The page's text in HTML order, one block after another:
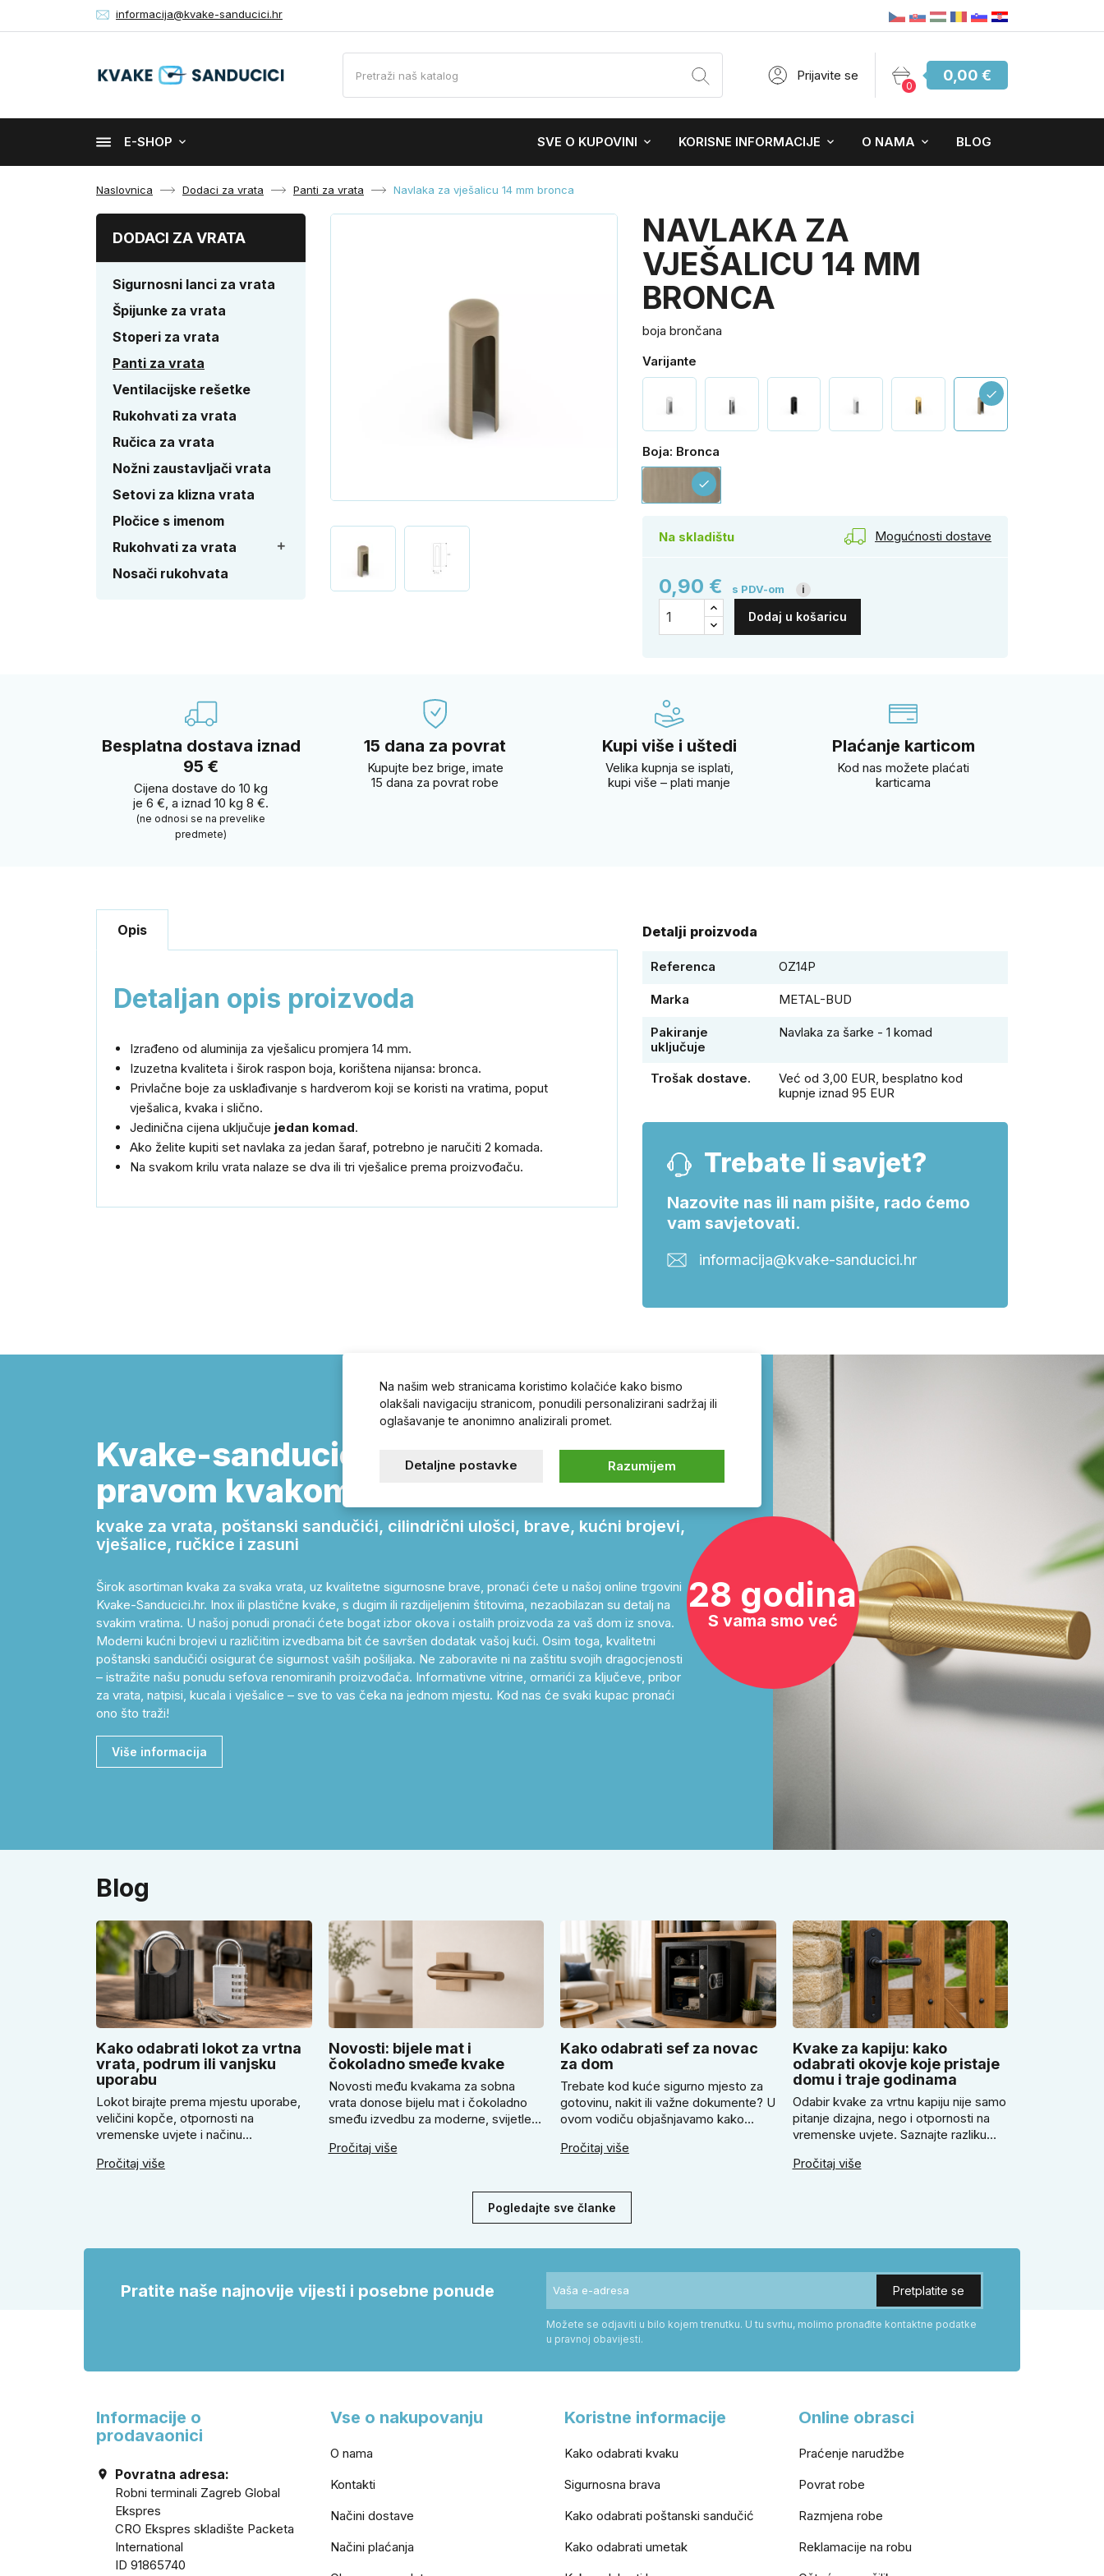
informacija@kvake-sanducici.hr
Prijavite se
0
0,00 €
E-SHOP SVE O KUPOVINI KORISNE INFORMACIJE O NAMA BLOG
Naslovnica Dodaci za vrata Panti za vrata Navlaka za vješalicu 14 mm bronca
DODACI ZA VRATA
Sigurnosni lanci za vrata
Špijunke za vrata
Stoperi za vrata
Panti za vrata
Ventilacijske rešetke
Rukohvati za vrata
Ručica za vrata
Nožni zaustavljači vrata
Setovi za klizna vrata
Pločice s imenom
Rukohvati za vrata

Nosači rukohvata
NAVLAKA ZA
VJEŠALICU 14 MM
BRONCA
boja brončana
Varijante
check
Boja: Bronca
Bronca
check
Na skladištu Mogućnosti dostave
0,90 € s PDV-om i
Dodaj u košaricu
Besplatna dostava iznad
95 €
Cijena dostave do 10 kg
je 6 €, a iznad 10 kg 8 €.
(ne odnosi se na prevelike
predmete)
15 dana za povrat
Kupujte bez brige, imate
15 dana za povrat robe
Kupi više i uštedi
Velika kupnja se isplati,
kupi više – plati manje
Plaćanje karticom
Kod nas možete plaćati
karticama
Opis
Detaljan opis proizvoda
Izrađeno od aluminija za vješalicu promjera 14 mm.
Izuzetna kvaliteta i širok raspon boja, korištena nijansa: bronca.
Privlačne boje za usklađivanje s hardverom koji se koristi na vratima, poput
vješalica, kvaka i slično.
Jedinična cijena uključuje jedan komad.
Ako želite kupiti set navlaka za jedan šaraf, potrebno je naručiti 2 komada.
Na svakom krilu vrata nalaze se dva ili tri vješalice prema proizvođaču.
Detalji proizvoda
Referenca OZ14P
Marka METAL-BUD
Pakiranje
uključuje
Navlaka za šarke - 1 komad
Trošak dostave.
Već od 3,00 EUR, besplatno kod
kupnje iznad 95 EUR
Trebate li savjet?
Nazovite nas ili nam pišite, rado ćemo
vam savjetovati.
informacija@kvake-sanducici.hr
Kvake-sanducici.hr – otvarajte
pravom kvakom!
kvake za vrata, poštanski sandučići, cilindrični ulošci, brave, kućni brojevi,
vješalice, ručkice i zasuni
Širok asortiman kvaka za svaka vrata, uz kvalitetne sigurnosne brave, pronaći ćete u našoj online trgovini
Kvake-Sanducici.hr. Inox ili plastične kvake, s dugim ili razdijeljenim štitovima, nezaobilazan su detalj na
svakim vratima. U našoj ponudi pronaći ćete bogat izbor okova i ostalih proizvoda za vaš dom iz snova.
Moderni kućni brojevi u različitim izvedbama bit će savršen dodatak vašoj kući. Osim toga, kvalitetni
poštanski sandučići osigurat će sigurnost vaših pošiljaka. Ne zaboravite ni na zaštitu svojih dragocjenosti
– istražite našu ponudu sefova renomiranih proizvođača. Informativne vitrine, ormarići za ključeve, pribor
za vrata, natpisi, kucala i vješalice – sve to vas čeka na jednom mjestu. Kod nas će svaki kupac pronaći
ono što traži!
Više informacija
28 godina
S vama smo već
Blog
Kako odabrati lokot za vrtna
vrata, podrum ili vanjsku
uporabu
Lokot birajte prema mjestu uporabe,
veličini kopče, otpornosti na
vremenske uvjete i načinu
kada odabrati klasičan lokot na ključ,
veličinom.
Pročitaj više
Novosti: bijele mat i
čokoladno smeđe kvake
Novosti među kvakama za sobna
vrata donose bijelu mat i čokoladno
smeđu izvedbu za moderne, svijetle i
savjetujemo kada odabrati svijetlu
okrugle i kvadratne rozete prema stilu
Pročitaj više
Kako odabrati sef za novac
za dom
Trebate kod kuće sigurno mjesto za
gotovinu, nakit ili važne dokumente? U
ovom vodiču objašnjavamo kako
kada se isplati mehanička ili
sigurnost. Dobit ćete praktične
savjete za odabir veličine i montažu.
Pročitaj više
Kvake za kapiju: kako
odabrati okovje koje pristaje
domu i traje godinama
Odabir kvake za vrtnu kapiju nije samo
pitanje dizajna, nego i otpornosti na
vremenske uvjete. Saznajte razliku
kovanog stila. Provjerite zašto prije
Pročitaj više
Pogledajte sve članke
Pratite naše najnovije vijesti i posebne ponude
Možete se odjaviti u bilo kojem trenutku. U tu svrhu, molimo pronađite kontaktne podatke
u pravnoj obavijesti.
Informacije o
prodavaonici
 Povratna adresa:
Robni terminali Zagreb Global
Ekspres
CRO Ekspres skladište Packeta
International
ID 91865740
Vse o nakupovanju
O nama
Kontakti
Načini dostave
Načini plaćanja
Koristne informacije
Kako odabrati kvaku
Sigurnosna brava
Kako odabrati poštanski sandučić
Kako odabrati umetak
Online obrasci
Praćenje narudžbe
Povrat robe
Razmjena robe
Reklamacije na robu
Na našim web stranicama koristimo kolačiće kako bismo
olakšali navigaciju stranicom, ponudili personalizirani sadržaj ili
oglašavanje te anonimno analizirali promet.
Razumijem
Detaljne postavke